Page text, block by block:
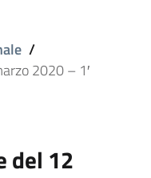
/
2020 – 1′
del 12